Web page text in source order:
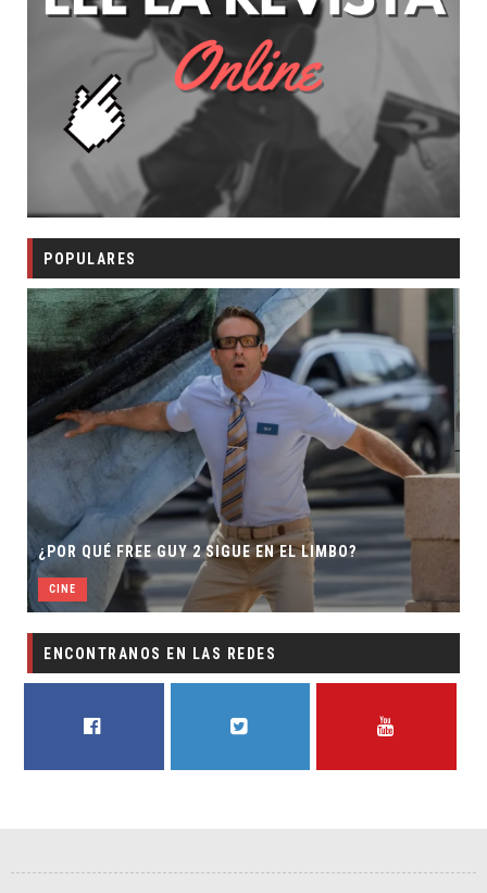
POPULARES
¿POR QUÉ FREE GUY 2 SIGUE EN EL LIMBO?
CINE
ENCONTRANOS EN LAS REDES